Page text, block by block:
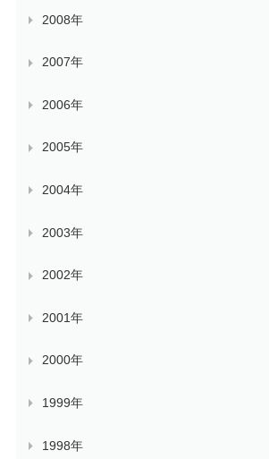
2008年
2007年
2006年
2005年
2004年
2003年
2002年
2001年
2000年
1999年
1998年